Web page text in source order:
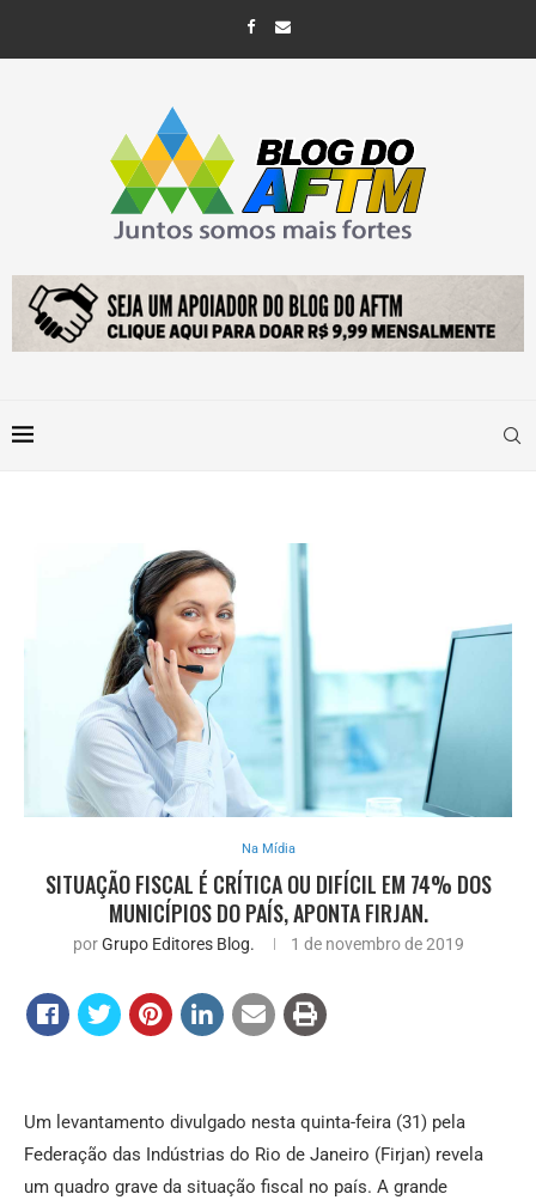
Na Mídia
SITUAÇÃO FISCAL É CRÍTICA OU DIFÍCIL EM 74% DOS
MUNICÍPIOS DO PAÍS, APONTA FIRJAN.
porGrupo Editores Blog. 1 de novembro de 2019
Um levantamento divulgado nesta quinta-feira (31) pela
Federação das Indústrias do Rio de Janeiro (Firjan) revela
um quadro grave da situação fiscal no país. A grande